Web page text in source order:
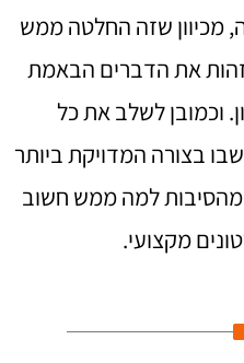
שזה החלטה ממש
את הדברים הבאמת
וכמובן לשלב את כל
בצורה המדויקת ביותר
מהסיבות למה ממש חשוב
מקצועי.